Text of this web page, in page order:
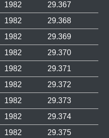
1982
29.367
1982
29.368
1982
29.369
1982
29.370
1982
29.371
1982
29.372
1982
29.373
1982
29.374
1982
29.375